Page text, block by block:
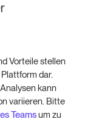
Vorteile stellen
dar.
kann
variieren. Bitte
Teamsum zu